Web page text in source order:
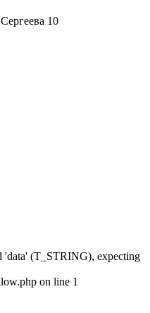
10
'data' (T_STRING), expecting
on line 1